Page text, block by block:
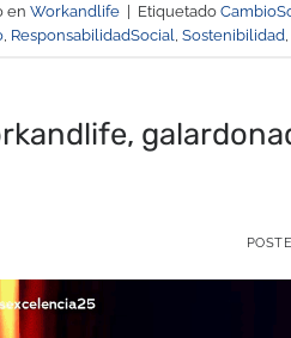
en Workandlife | Etiquetado
ResponsabilidadSocial Sostenibilidad